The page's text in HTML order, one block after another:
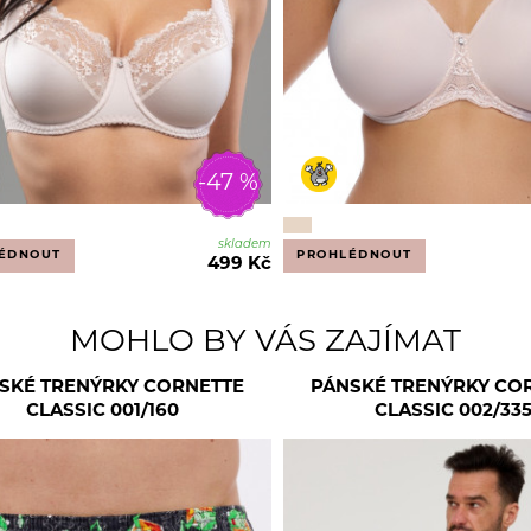
-47 %
skladem
499 Kč
PROHLÉDNOUT
MOHLO BY VÁS ZAJÍMAT
TRENÝRKY CORNETTE
CLASSIC 001/160
PÁNSKÉ TRENÝRKY
CLASSIC 002/335